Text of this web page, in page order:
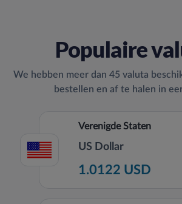
Populaire
We hebben meer dan 45 valuta
bestellen en af te halen in
Verenigde Staten
US Dollar
1.0122 USD